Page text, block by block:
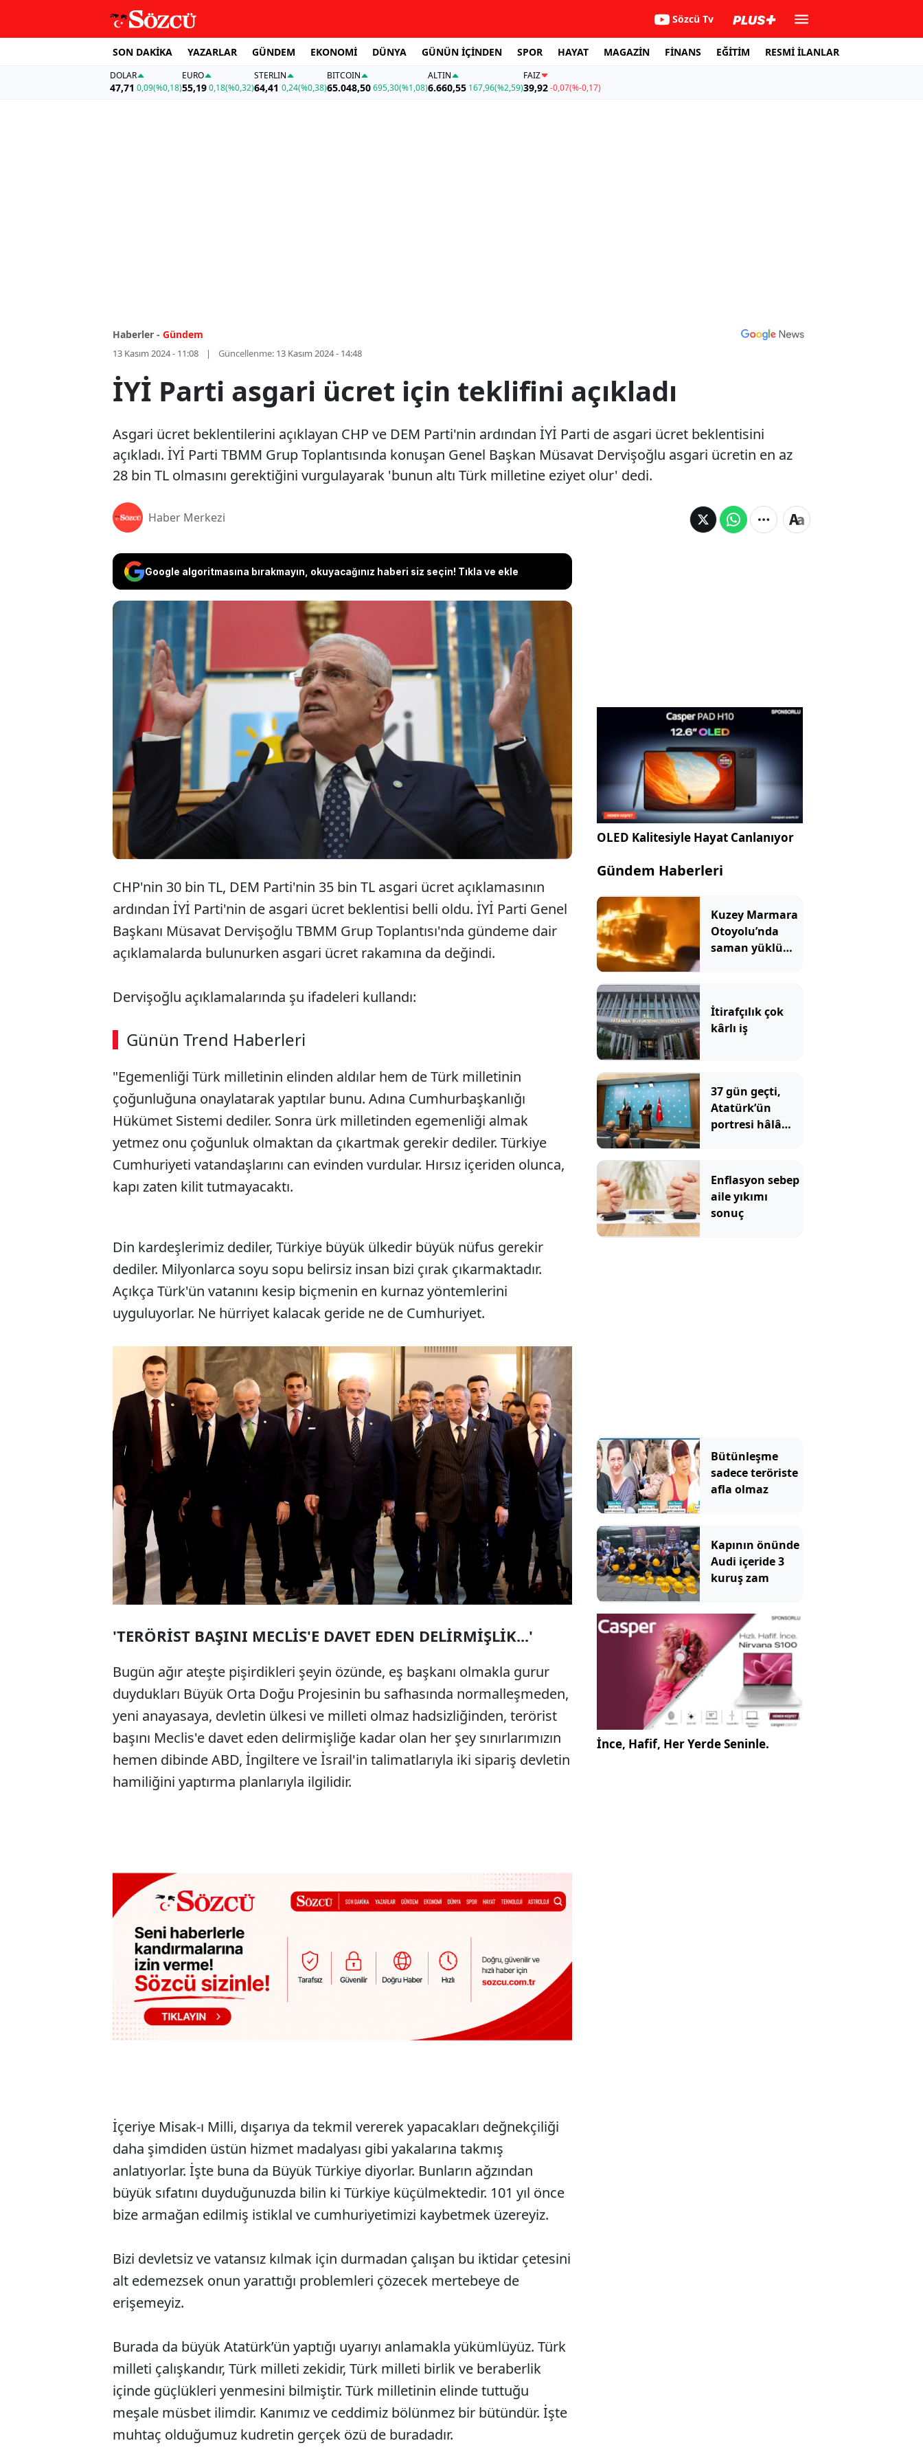
Sözcü Tv
SON DAKİKA YAZARLAR GÜNDEM EKONOMİ DÜNYA GÜNÜN İÇİNDEN SPOR HAYAT MAGAZİN FİNANS EĞİTİM RESMİ İLANLAR
DOLAR
47,71 0,09(%0,18)
EURO
55,19 0,18(%0,32)
STERLIN
64,41 0,24(%0,38)
BITCOIN
65.048,50695,30(%1,08)
ALTIN
6.660,55 167,96(%2,59)
FAİZ
39,92-0,07(%-0,17)
Haberler - Gündem
13 Kasım 2024 - 11:08 Güncellenme: 13 Kasım 2024 - 14:48
İYİ Parti asgari ücret için teklifini açıkladı
Asgari ücret beklentilerini açıklayan CHP ve DEM Parti'nin ardından İYİ Parti de asgari ücret beklentisini
açıkladı. İYİ Parti TBMM Grup Toplantısında konuşan Genel Başkan Müsavat Dervişoğlu asgari ücretin en az
28 bin TL olmasını gerektiğini vurgulayarak 'bunun altı Türk milletine eziyet olur' dedi.
Haber Merkezi
Google algoritmasına bırakmayın, okuyacağınız haberi siz seçin! Tıkla ve ekle
Asgari ücret beklentilerini açıklayan CHP ve DEM Parti'nin ardından
İYİ Parti de asgari ücret beklentisini açıkladı. İYİ Parti TBMM Grup
Toplantısında konuşan Genel Başkan Müsavat Dervişoğlu asgari
ücretin en az 28 bin TL olmasını gerektiğini vurgulayarak 'bunun altı
Türk milletine eziyet olur' dedi.
CHP'nin 30 bin TL, DEM Parti'nin 35 bin TL asgari ücret açıklamasının
ardından İYİ Parti'nin de asgari ücret beklentisi belli oldu. İYİ Parti Genel
Başkanı Müsavat Dervişoğlu TBMM Grup Toplantısı'nda gündeme dair
açıklamalarda bulunurken asgari ücret rakamına da değindi.
Dervişoğlu açıklamalarında şu ifadeleri kullandı:
Günün Trend Haberleri
"Egemenliği Türk milletinin elinden aldılar hem de Türk milletinin
çoğunluğuna onaylatarak yaptılar bunu. Adına Cumhurbaşkanlığı
Hükümet Sistemi dediler. Sonra ürk milletinden egemenliği almak
yetmez onu çoğunluk olmaktan da çıkartmak gerekir dediler. Türkiye
Cumhuriyeti vatandaşlarını can evinden vurdular. Hırsız içeriden olunca,
kapı zaten kilit tutmayacaktı.
Din kardeşlerimiz dediler, Türkiye büyük ülkedir büyük nüfus gerekir
dediler. Milyonlarca soyu sopu belirsiz insan bizi çırak çıkarmaktadır.
Açıkça Türk'ün vatanını kesip biçmenin en kurnaz yöntemlerini
uyguluyorlar. Ne hürriyet kalacak geride ne de Cumhuriyet.
'TERÖRİST BAŞINI MECLİS'E DAVET EDEN DELİRMİŞLİK...'
Bugün ağır ateşte pişirdikleri şeyin özünde, eş başkanı olmakla gurur
duydukları Büyük Orta Doğu Projesinin bu safhasında normalleşmeden,
yeni anayasaya, devletin ülkesi ve milleti olmaz hadsizliğinden, terörist
başını Meclis'e davet eden delirmişliğe kadar olan her şey sınırlarımızın
hemen dibinde ABD, İngiltere ve İsrail'in talimatlarıyla iki sipariş devletin
hamiliğini yaptırma planlarıyla ilgilidir.
İçeriye Misak-ı Milli, dışarıya da tekmil vererek yapacakları değnekçiliği
daha şimdiden üstün hizmet madalyası gibi yakalarına takmış
anlatıyorlar. İşte buna da Büyük Türkiye diyorlar. Bunların ağzından
büyük sıfatını duyduğunuzda bilin ki Türkiye küçülmektedir. 101 yıl önce
bize armağan edilmiş istiklal ve cumhuriyetimizi kaybetmek üzereyiz.
Bizi devletsiz ve vatansız kılmak için durmadan çalışan bu iktidar çetesini
alt edemezsek onun yarattığı problemleri çözecek mertebeye de
erişemeyiz.
Burada da büyük Atatürk’ün yaptığı uyarıyı anlamakla yükümlüyüz. Türk
milleti çalışkandır, Türk milleti zekidir, Türk milleti birlik ve beraberlik
içinde güçlükleri yenmesini bilmiştir. Türk milletinin elinde tuttuğu
meşale müsbet ilimdir. Kanımız ve ceddimiz bölünmez bir bütündür. İşte
muhtaç olduğumuz kudretin gerçek özü de buradadır.
OLED Kalitesiyle Hayat Canlanıyor
Gündem Haberleri
Kuzey Marmara
Otoyolu’nda
saman yüklü
İtirafçılık çok
kârlı iş
37 gün geçti,
Atatürk’ün
portresi hâlâ
Enflasyon sebep
aile yıkımı
sonuç
Bütünleşme
sadece teröriste
afla olmaz
Kapının önünde
Audi içeride 3
kuruş zam
İnce, Hafif, Her Yerde Seninle.